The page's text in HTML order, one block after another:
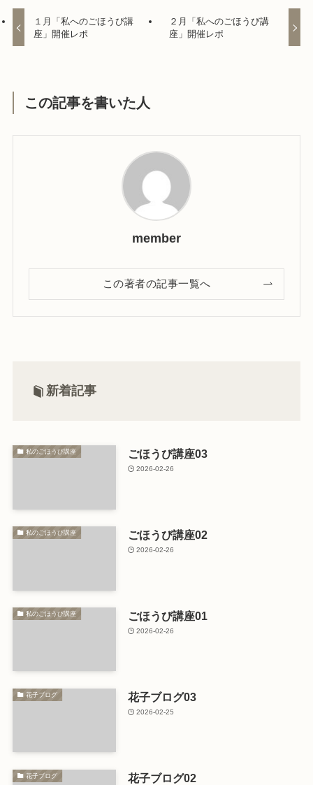
１月「私へのごほうび講
座」開催レポ
２月「私へのごほうび講
座」開催レポ
この記事を書いた人
member
この著者の記事一覧へ
新着記事
私のごほうび講座 ごほうび講座03
2026-02-26
私のごほうび講座 ごほうび講座02
2026-02-26
私のごほうび講座 ごほうび講座01
2026-02-26
花子ブログ 花子ブログ03
2026-02-25
花子ブログ 花子ブログ02